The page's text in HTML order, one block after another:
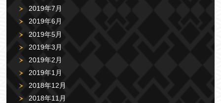
2019年7月
2019年6月
2019年5月
2019年3月
2019年2月
2019年1月
2018年12月
2018年11月